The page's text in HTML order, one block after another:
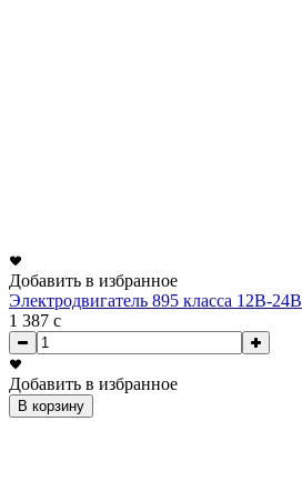
Добавить в избранное
Электродвигатель 895 класса 12В-24В
1 387 c
Добавить в избранное
В корзину